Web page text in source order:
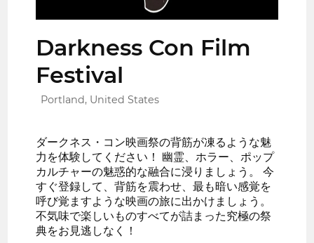
Darkness Con Film
Festival
Portland, United States
ダークネス・コン映画祭の背筋が凍るような魅
力を体験してください！ 幽霊、ホラー、ポップ
カルチャーの魅惑的な融合に浸りましょう。 今
すぐ登録して、背筋を震わせ、最も暗い感覚を
呼び覚ますような映画の旅に出かけましょう。
不気味で楽しいものすべてが詰まった究極の祭
典をお見逃しなく！